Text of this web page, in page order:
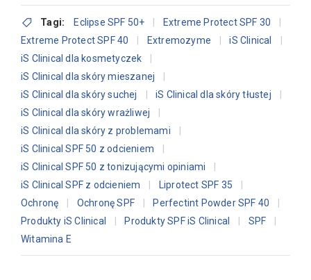
Tagi: Eclipse SPF 50+
Extreme Protect SPF 30
Extreme Protect SPF 40
Extremozyme
iS Clinical
iS Clinical dla kosmetyczek
iS Clinical dla skóry mieszanej
iS Clinical dla skóry suchej
iS Clinical dla skóry tłustej
iS Clinical dla skóry wrażliwej
iS Clinical dla skóry z problemami
iS Clinical SPF 50 z odcieniem
iS Clinical SPF 50 z tonizującymi opiniami
iS Clinical SPF z odcieniem
Liprotect SPF 35
Ochronę
Ochronę SPF
Perfectint Powder SPF 40
Produkty iS Clinical
Produkty SPF iS Clinical
SPF
Witamina E